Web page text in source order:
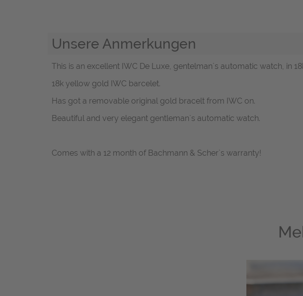
Unsere Anmerkungen
This is an excellent IWC De Luxe, gentelman`s automatic watch, in
18k yellow gold IWC barcelet.
Has got a removable original gold bracelt from IWC on.
Beautiful and very elegant gentleman`s automatic watch.
Comes with a 12 month of Bachmann & Scher`s warranty!